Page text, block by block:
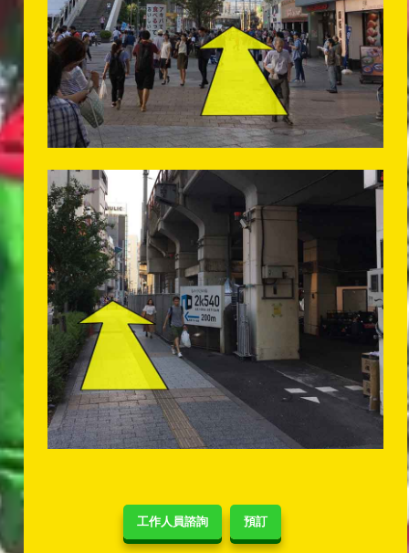
工作人員諮詢 預訂